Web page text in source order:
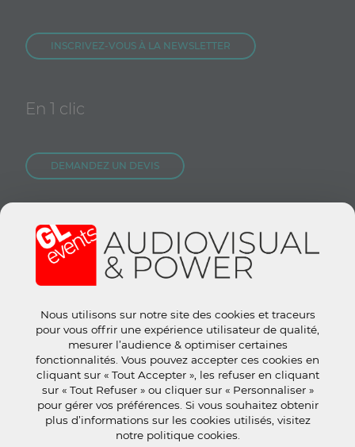
INSCRIVEZ-VOUS À LA NEWSLETTER
En 1 clic
DEMANDEZ UN DEVIS
NOUS REJOINDRE
CONTACTEZ-NOUS
Site groupe : www.gl-events.com
GL Store :store.gl-events.com
© 2019 tous droits réservés. Mentions Légales - Politique
Nous utilisons sur notre site des cookies et traceurs
pour vous offrir une expérience utilisateur de qualité,
mesurer l’audience & optimiser certaines
fonctionnalités. Vous pouvez accepter ces cookies en
cliquant sur « Tout Accepter », les refuser en cliquant
sur « Tout Refuser » ou cliquer sur « Personnaliser »
pour gérer vos préférences. Si vous souhaitez obtenir
plus d’informations sur les cookies utilisés, visitez
notre politique cookies.